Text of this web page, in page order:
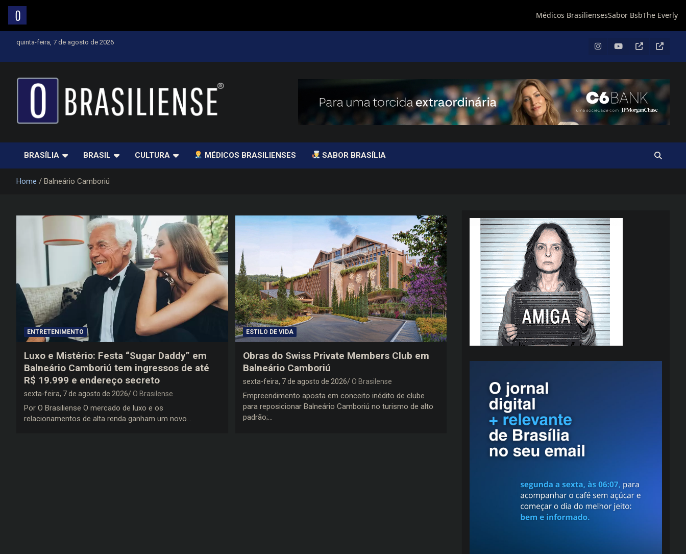
quinta-feira, 7 de agosto de 2026
BRASÍLIA BRASIL CULTURA MÉDICOS BRASILIENSES SABOR BRASÍLIA
Home Balneário Camboriú
ENTRETENIMENTO
Luxo e Mistério: Festa “Sugar Daddy” em
Balneário Camboriú tem ingressos de até
R$ 19.999 e endereço secreto
sexta-feira, 7 de agosto de 2026 O Brasilense
Por O Brasiliense O mercado de luxo e os
relacionamentos de alta renda ganham um novo…
ESTILO DE VIDA
Obras do Swiss Private Members Club em
Balneário Camboriú
sexta-feira, 7 de agosto de 2026 O Brasilense
Empreendimento aposta em conceito inédito de clube
para reposicionar Balneário Camboriú no turismo de alto
padrão;…